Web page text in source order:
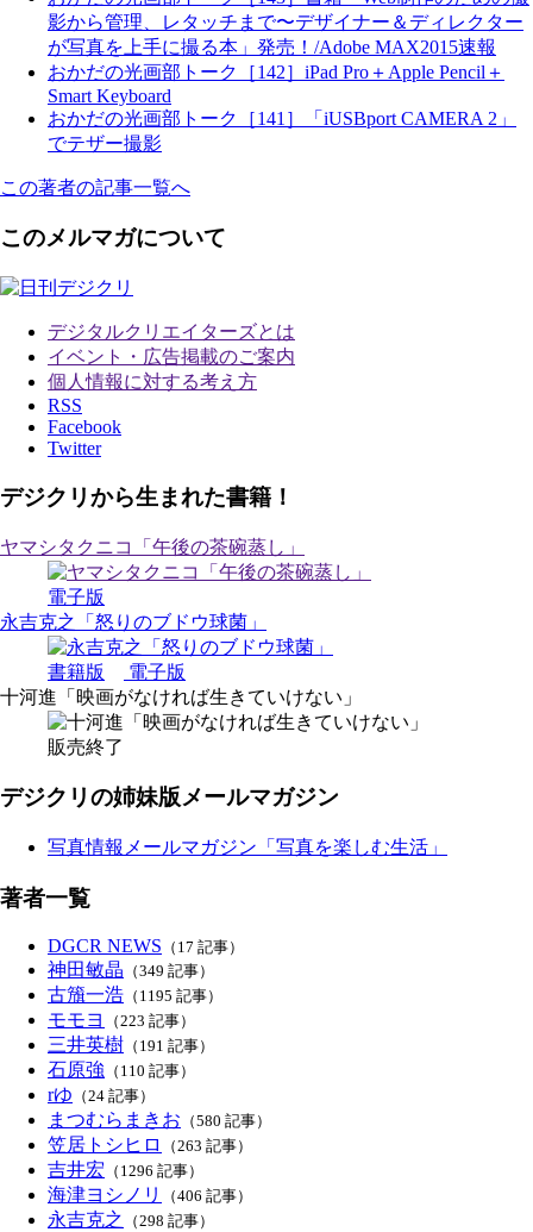
影から管理、レタッチまで〜デザイナー＆ディレクター
が写真を上手に撮る本」発売！/Adobe MAX2015速報
おかだの光画部トーク［142］iPad Pro＋Apple Pencil＋
Smart Keyboard
おかだの光画部トーク［141］「iUSBport CAMERA 2」
でテザー撮影
この著者の記事一覧へ
このメルマガについて
デジタルクリエイターズとは
イベント・広告掲載のご案内
個人情報に対する考え方
RSS
Facebook
Twitter
デジクリから生まれた書籍！
ヤマシタクニコ「午後の茶碗蒸し」
電子版
永吉克之「怒りのブドウ球菌」
書籍版
電子版
十河進「映画がなければ生きていけない」
販売終了
デジクリの姉妹版メールマガジン
写真情報メールマガジン「写真を楽しむ生活」
著者一覧
DGCR NEWS （17 記事）
神田敏晶 （349 記事）
古籏一浩 （1195 記事）
モモヨ （223 記事）
三井英樹 （191 記事）
石原強 （110 記事）
rゆ （24 記事）
まつむらまきお （580 記事）
笠居トシヒロ （263 記事）
吉井宏 （1296 記事）
海津ヨシノリ （406 記事）
永吉克之 （298 記事）